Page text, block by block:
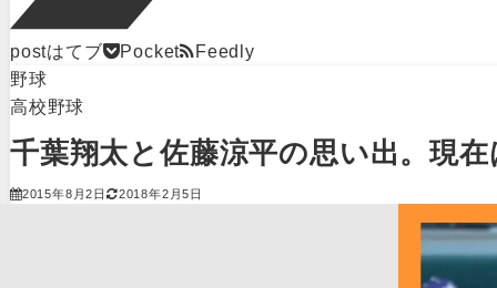
postはてブ Pocket
Feedly
野球
高校野球
千葉翔太と佐藤涼平の思い出。現
2015年8月2日 2018年2月5日